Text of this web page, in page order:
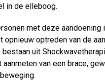
in de elleboog.
met deze
optreden van de
uit
van een brace,